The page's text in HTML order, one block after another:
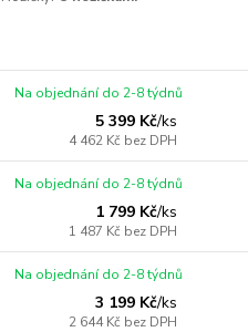
5 399 Kč/ks
4 462 Kč bez DPH
Na objednání do 2-8 týdnů
1 799 Kč/ks
1 487 Kč bez DPH
Na objednání do 2-8 týdnů
3 199 Kč/ks
2 644 Kč bez DPH
Na objednání do 2-8 týdnů